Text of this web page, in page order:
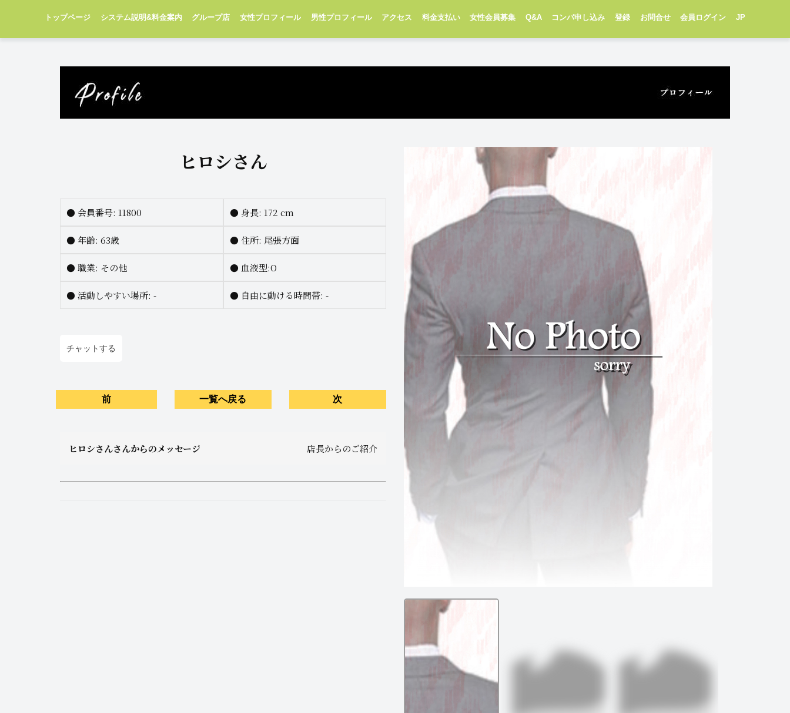
トップページ システム説明&料金案内 グループ店 女性プロフィール 男性プロフィール アクセス 料金支払い 女性会員募集 Q&A コンパ申し込み 登録 お問合せ 会員ログイン JP
ヒロシさん
● 会員番号: 11800 ● 身長: 172 cm
● 年齢: 63歳 ● 住所: 尾張方面
● 職業: その他 ● 血液型:O
● 活動しやすい場所: - ● 自由に動ける時間帯: -
チャットする
前 一覧へ戻る 次
ヒロシさんさんからのメッセージ 店長からのご紹介